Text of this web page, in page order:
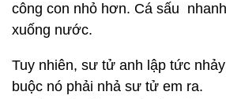
công con nhỏ hơn. Cá sấu
xuống nước.
Tuy nhiên, sư tử anh lập tức
buộc nó phải nhả sư tử em ra.